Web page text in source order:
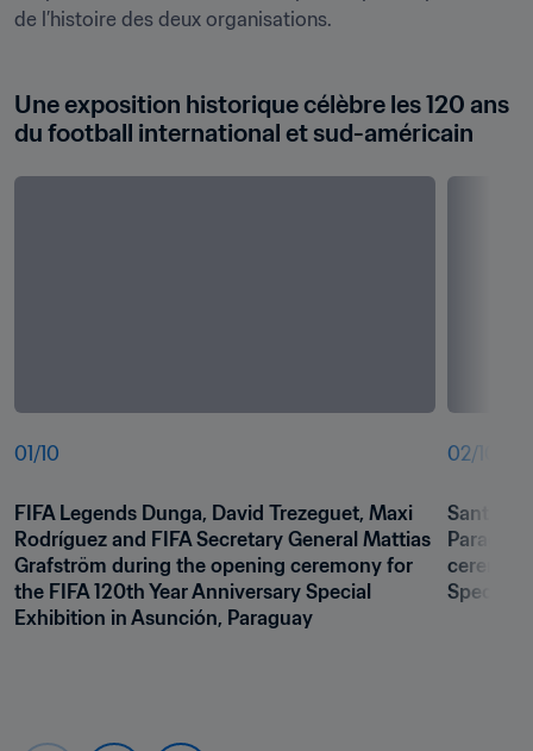
de l’histoire des deux organisations.
Une exposition historique célèbre les 120 ans
du football international et sud-américain
01 /10
FIFA Legends Dunga, David Trezeguet, Maxi
Rodríguez and FIFA Secretary General Mattias
Grafström during the opening ceremony for
the FIFA 120th Year Anniversary Special
Exhibition in Asunción, Paraguay
02/10
Santiago
Special